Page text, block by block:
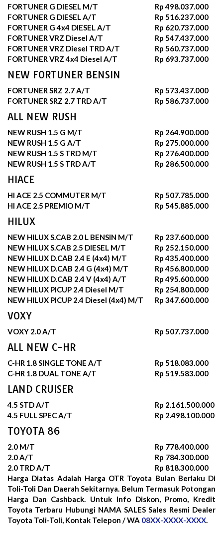
FORTUNER G DIESEL M/T
Rp 498.037.000
FORTUNER G DIESEL A/T
Rp 516.237.000
FORTUNER G 4x4 DIESEL A/T
Rp 620.737.000
FORTUNER VRZ Diesel A/T
Rp 547.437.000
FORTUNER VRZ Diesel TRD A/T
Rp 560.737.000
FORTUNER VRZ 4x4 Diesel A/T
Rp 693.737.000
NEW FORTUNER BENSIN
FORTUNER SRZ 2.7 A/T
Rp 573.437.000
FORTUNER SRZ 2.7 TRD A/T
Rp 586.737.000
ALL NEW RUSH
NEW RUSH 1.5 G M/T
Rp 264.900.000
NEW RUSH 1.5 G A/T
Rp 275.000.000
NEW RUSH 1.5 S TRD M/T
Rp 276.400.000
NEW RUSH 1.5 S TRD A/T
Rp 286.500.000
HIACE
HI ACE 2.5 COMMUTER M/T
Rp 507.785.000
HI ACE 2.5 PREMIO M/T
Rp 545.885.000
HILUX
NEW HILUX S.CAB 2.0 L BENSIN M/T
Rp 237.600.000
NEW HILUX S.CAB 2.5 DIESEL M/T
Rp 252.150.000
NEW HILUX D.CAB 2.4 E (4x4) M/T
Rp 435.400.000
NEW HILUX D.CAB 2.4 G (4x4) M/T
Rp 456.800.000
NEW HILUX D.CAB 2.4 V (4x4) A/T
Rp 495.600.000
NEW HILUX PICUP 2.4 Diesel M/T
Rp 254.800.000
NEW HILUX PICUP 2.4 Diesel (4x4) M/T
Rp 347.600.000
VOXY
VOXY 2.0 A/T Rp 507.737.000
ALL NEW C-HR
C-HR 1.8 SINGLE TONE A/T
Rp 518.083.000
C-HR 1.8 DUAL TONE A/T
Rp 519.583.000
LAND CRUISER
4.5 STD A/T
Rp 2.161.500.000
4.5 FULL SPEC A/T
Rp 2.498.100.000
TOYOTA 86
2.0 M/T
Rp 778.400.000
2.0 A/T
Rp 784.300.000
2.0 TRD A/T
Rp 818.300.000
Harga Diatas Adalah Harga OTR Toyota Bulan Berlaku Di
Toli-Toli Dan Daerah Sekitarnya. Belum Termasuk Potongan
Harga Dan Cashback. Untuk Info Diskon, Promo, Kredit
Toyota Terbaru Hubungi NAMA SALES Sales Resmi Dealer
Toyota Toli-Toli, Kontak Telepon / WA 08XX-XXXX-XXXX.